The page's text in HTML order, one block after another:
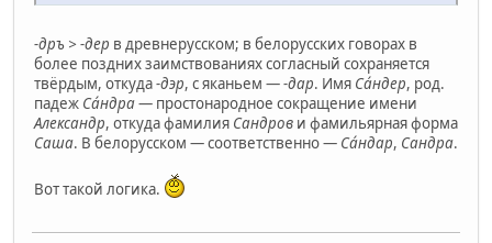
-дръ > -дер в древнерусском; в белорусских говорах в
более поздних заимствованиях согласный сохраняется
твёрдым, откуда-дэр, с яканьем —-дар. Имя Са́ндер, род.
падеж Са́ндра— простонародное сокращение имени
Александр, откуда фамилия Сандров и фамильярная форма
Саша. В белорусском — соответственно — Са́ндар, Сандра.
Вот такой логика.